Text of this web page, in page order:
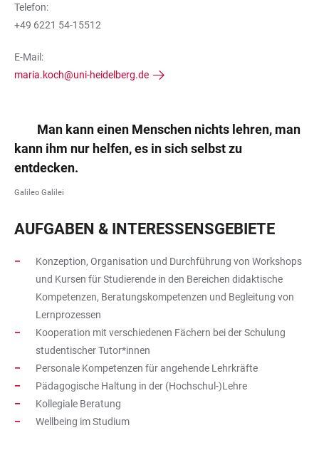
Telefon:
+49 6221 54-15512
E-Mail:
maria.koch@uni-heidelberg.de
Man kann einen Menschen nichts lehren, man
kann ihm nur helfen, es in sich selbst zu
entdecken.
Galileo Galilei
AUFGABEN & INTERESSENSGEBIETE
Konzeption, Organisation und Durchführung von Workshops
und Kursen für Studierende in den Bereichen didaktische
Kompetenzen, Beratungskompetenzen und Begleitung von
Lernprozessen
Kooperation mit verschiedenen Fächern bei der Schulung
studentischer Tutor*innen
Personale Kompetenzen für angehende Lehrkräfte
Pädagogische Haltung in der (Hochschul-)Lehre
Kollegiale Beratung
Wellbeing im Studium